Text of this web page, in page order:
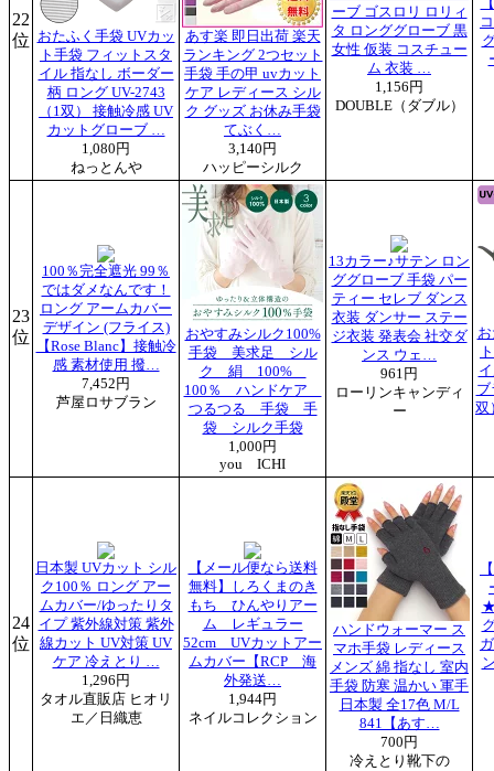
22
位
おたふく手袋 UVカッ
ト手袋 フィットスタ
イル 指なし ボーダー
柄 ロング UV-2743
（1双） 接触冷感 UV
カットグローブ …
1,080円
ねっとんや
あす楽 即日出荷 楽天
ランキング 2つセット
手袋 手の甲 uvカット
ケア レディース シル
ク グッズ お休み手袋
てぶく…
3,140円
ハッピーシルク
ーブ ゴスロリ ロリィ
タ ロンググローブ 黒
女性 仮装 コスチュー
ム 衣装 …
1,156円
DOUBLE（ダブル）
23
位
100％完全遮光 99％
ではダメなんです！
ロング アームカバー
デザイン (フライス)
【Rose Blanc】接触冷
感 素材使用 撥…
7,452円
芦屋ロサブラン
おやすみシルク100%
手袋 美求足 シル
ク 絹 100%
100％ ハンドケア
つるつる 手袋 手
袋 シルク手袋
1,000円
you ICHI
13カラー♪サテン ロン
ググローブ 手袋 パー
ティー セレブ ダンス
衣装 ダンサー ステー
ジ衣装 発表会 社交ダ
ンス ウェ…
961円
ローリンキャンディ
ー
ブ
双
24
位
日本製 UVカット シル
ク100％ ロング アー
ムカバー/ゆったりタ
イプ 紫外線対策 紫外
線カット UV対策 UV
ケア 冷えとり …
1,296円
タオル直販店 ヒオリ
エ／日織恵
【メール便なら送料
無料】しろくまのき
もち ひんやりアー
ム レギュラー
52cm UVカットアー
ムカバー【RCP 海
外発送…
1,944円
ネイルコレクション
ハンドウォーマー ス
マホ手袋 レディース
メンズ 綿 指なし 室内
手袋 防寒 温かい 軍手
日本製 全17色 M/L
841【あす…
700円
冷えとり靴下の
★